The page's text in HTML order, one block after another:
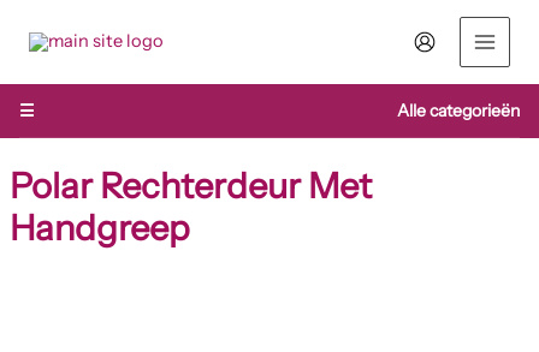
naar
inhoud
☰
Alle categorieën
Polar Rechterdeur Met
Handgreep